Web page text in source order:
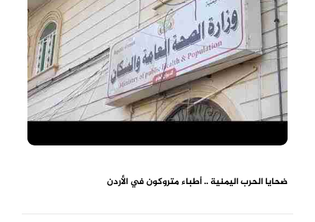
ضحايا الحرب اليمنية .. أطباء متروكون في الأردن